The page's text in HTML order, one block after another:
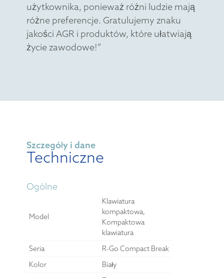
użytkownika, ponieważ różni ludzie mają
różne preferencje. Gratulujemy znaku
jakości AGR i produktów, które ułatwiają
życie zawodowe!”
Szczegóły i dane
Techniczne
Ogólne
Model
Klawiatura
kompaktowa,
Kompaktowa
klawiatura
Seria
R-Go Compact Break
Kolor
Biały